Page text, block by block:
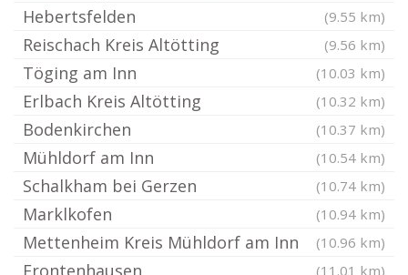
Hebertsfelden (9.55 km)
Reischach Kreis Altötting (9.56 km)
Töging am Inn (10.03 km)
Erlbach Kreis Altötting (10.32 km)
Bodenkirchen (10.37 km)
Mühldorf am Inn (10.54 km)
Schalkham bei Gerzen (10.74 km)
Marklkofen (10.94 km)
Mettenheim Kreis Mühldorf am Inn (10.96 km)
Frontenhausen (11.01 km)